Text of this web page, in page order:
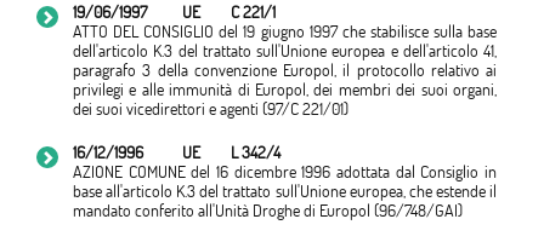
19/06/1997
UE
C 221/1
ATTO DEL CONSIGLIO del 19 giugno 1997 che stabilisce sulla base
dell'articolo K.3 del trattato sull'Unione europea e dell'articolo 41,
paragrafo 3 della convenzione Europol, il protocollo relativo ai
privilegi e alle immunità di Europol, dei membri dei suoi organi,
dei suoi vicedirettori e agenti (97/C 221/01)
16/12/1996
UE
L 342/4
AZIONE COMUNE del 16 dicembre 1996 adottata dal Consiglio in
base all'articolo K.3 del trattato sull'Unione europea, che estende il
mandato conferito all'Unità Droghe di Europol (96/748/GAI)